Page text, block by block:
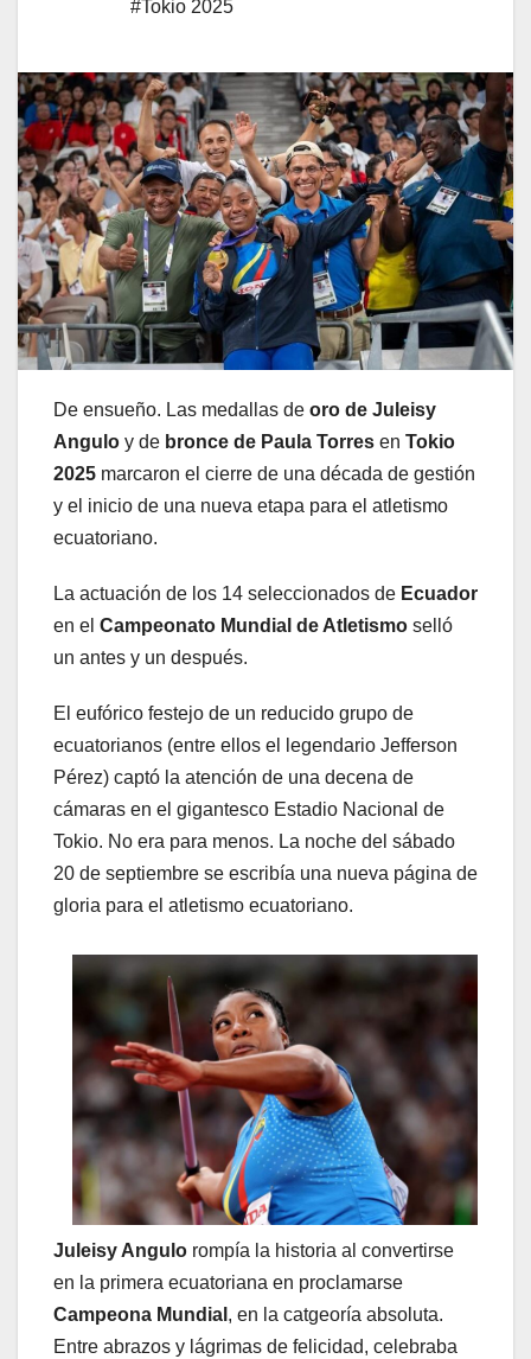
#Tokio 2025
De ensueño. Las medallas de oro de Juleisy
Angulo y de bronce de Paula Torres en Tokio
2025 marcaron el cierre de una década de gestión
y el inicio de una nueva etapa para el atletismo
ecuatoriano.
La actuación de los 14 seleccionados de Ecuador
en el Campeonato Mundial de Atletismo selló
un antes y un después.
El eufórico festejo de un reducido grupo de
ecuatorianos (entre ellos el legendario Jefferson
Pérez) captó la atención de una decena de
cámaras en el gigantesco Estadio Nacional de
Tokio. No era para menos. La noche del sábado
20 de septiembre se escribía una nueva página de
gloria para el atletismo ecuatoriano.
Juleisy Angulo rompía la historia al convertirse
en la primera ecuatoriana en proclamarse
Campeona Mundial , en la catgeoría absoluta.
Entre abrazos y lágrimas de felicidad, celebraba